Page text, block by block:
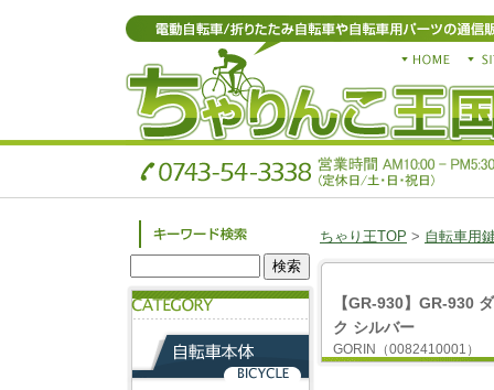
ちゃり王TOP > 自転車用
【GR-930】GR-930
ク シルバー
GORIN（0082410001）